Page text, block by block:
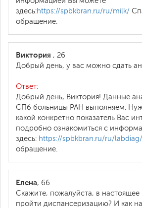
здесь:https://spbkbran.ru/ru/milk/
обращение.
Виктория , 26
Добрый день, у вас можно сдать
Ответ:
Добрый день, Виктория! Данные
СПб больницы РАН выполняем.
какой конкретно показатель Вас
подробно ознакомиться с
здесь: https://spbkbran.ru/ru/labdiag/
обращение.
Елена, 66
Скажите, пожалуйста, в
пройти диспансеризацию? И как на